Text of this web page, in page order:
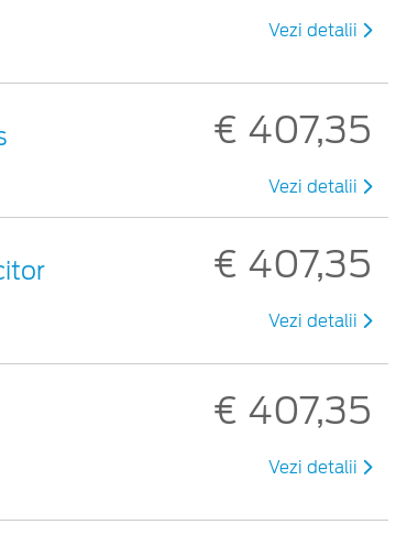
Vezi detalii
€ 407,35
Vezi detalii
€ 407,35
Vezi detalii
€ 407,35
Vezi detalii